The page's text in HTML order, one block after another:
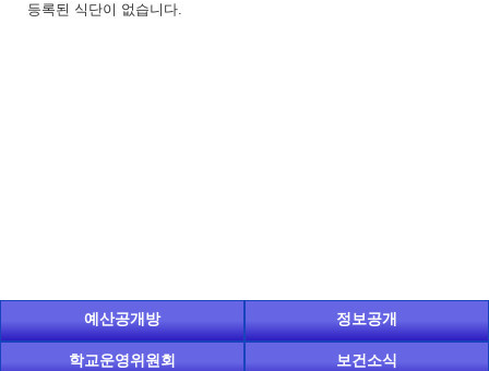
등록된 식단이 없습니다.
예산공개방 정보공개
학교운영위원회 보건소식